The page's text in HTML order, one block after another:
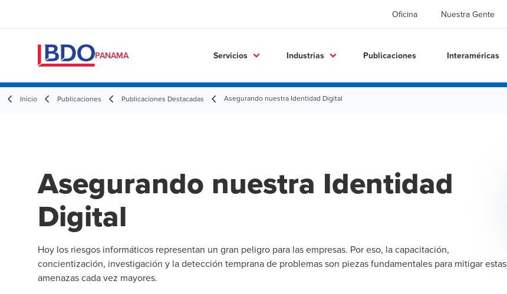
Oficina Nuestra Gente
PANAMA Servicios Industrias Publicaciones Interaméricas
Inicio Publicaciones Publicaciones Destacadas Asegurando nuestra Identidad Digital
Asegurando nuestra Identidad
Digital
Hoy los riesgos informáticos representan un gran peligro para las empresas. Por eso, la capacitación,
concientización, investigación y la detección temprana de problemas son piezas fundamentales para mitigar estas
amenazas cada vez mayores.